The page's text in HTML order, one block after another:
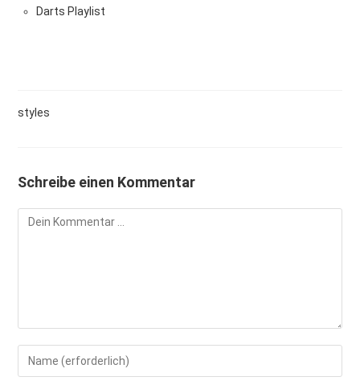
Darts Playlist
styles
Schreibe einen Kommentar
Kommentieren
Gib
deinen